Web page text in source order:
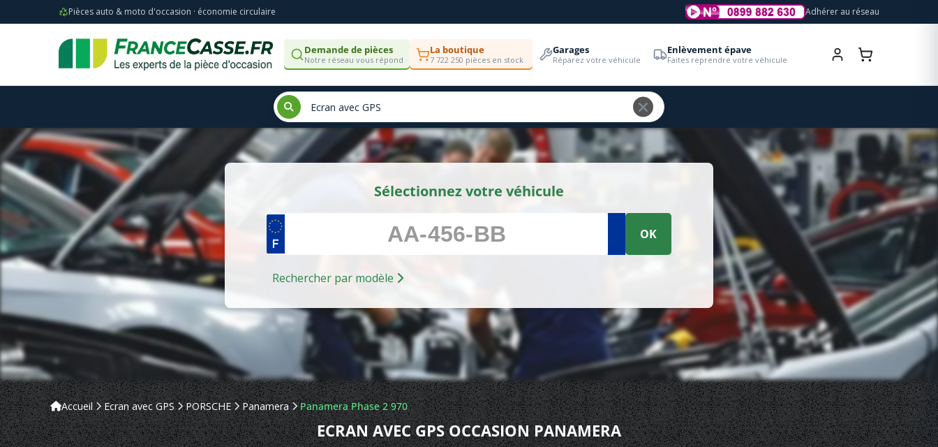
Pièces auto & moto d'occasion · économie circulaire Adhérer au réseau
Demande de pièces
Notre réseau vous répond
La boutique
7 722 250 pièces en stock
Garages
Réparez votre véhicule
Enlèvement épave
Faites reprendre votre véhicule
Sélectionnez votre véhicule
OK
Rechercher par modèle
Accueil Ecran avec GPS PORSCHE Panamera Panamera Phase 2 970
ECRAN AVEC GPS OCCASION PANAMERA